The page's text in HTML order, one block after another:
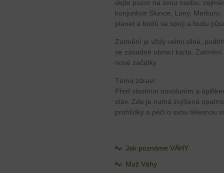
dejte pozor na svou osobu,
konjunkce Slunce, Luny,
planet a bodů se spojí a budu
Zatmění je vždy velmi silné,
se zásadně obrací karta.
nové začátky.
Téma zdraví:
Před vlastním novoluním a
stav. Zde je nutná zvýšená
prohlídky a péči o svou tělesnou
Jak poznáme VÁHY
Muž Váhy